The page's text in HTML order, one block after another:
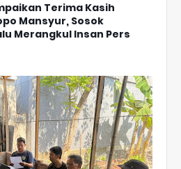
Terima Kasih
Mansyur, Sosok
Merangkul Insan Pers